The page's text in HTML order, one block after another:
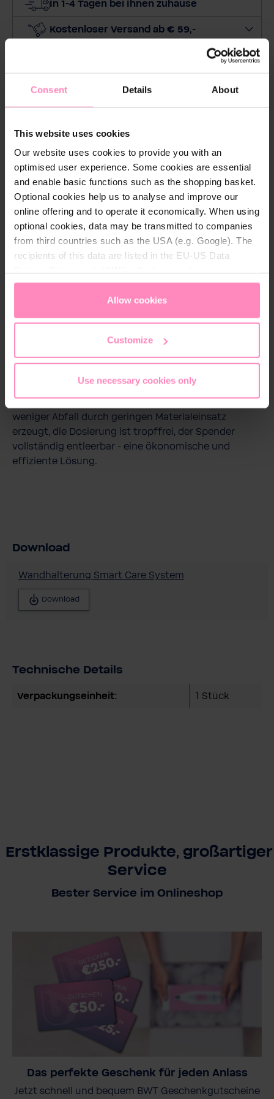
Consent Details About
This website uses cookies
Our website uses cookies to provide you with an
optimised user experience. Some cookies are essential
and enable basic functions such as the shopping basket.
Optional cookies help us to analyse and improve our
online offering and to operate it economically. When using
optional cookies, data may be transmitted to companies
from third countries such as the USA (e.g. Google). The
recipients of this data are listed in the EU-US Data
appropriate level of data protection. You canaccept all
only allow necessary cookies
access and change your chosen setting at any time in
Allow cookies
Customize
Use necessary cookies only
e
M
e
In 1-4 Tagen bei Ihnen zuhause
Kostenloser Versand ab € 59,-
30 Tage kostenloses Rückgaberecht
Preis beobachten
Beschreibung
Für die optische und technische Vervollständigung
des Smart Care Spenders: die stylische Halterung im
eleganten verchromten Grau. Der geschlossene
Spender ist absolut hygienisch und in Verbindung
täglich die Vorteile des Spendersystems sowie
komfortables Handling und einwandfreie Hygiene in
Klebestreifen befestigen die Halterung schnell und
praktisch in nur wenigen Schritten.
Tragen Sie einen aktiven Beitrag zum Umweltschutz:
mit Verwendung des Smart Care Spenders wird
weniger Abfall durch geringen Materialeinsatz
erzeugt, die Dosierung ist tropffrei, der Spender
vollständig entleerbar - eine ökonomische und
effiziente Lösung.
Download
Wandhalterung Smart Care System
Download
Technische Details
Verpackungseinheit: 1 Stück
Erstklassige Produkte, großartiger
Service
Bester Service im Onlineshop
Das perfekte Geschenk für jeden Anlass
Jetzt schnell und bequem BWT Geschenkgutscheine